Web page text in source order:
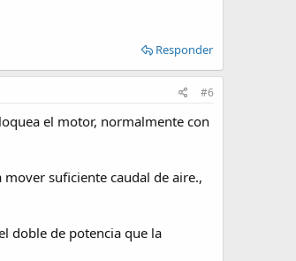
Responder
#6
el motor, normalmente con
suficiente caudal de aire.,
doble de potencia que la